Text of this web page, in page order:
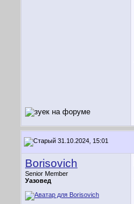
31.10.2024, 15:01
Borisovich
Senior Member
Уазовед